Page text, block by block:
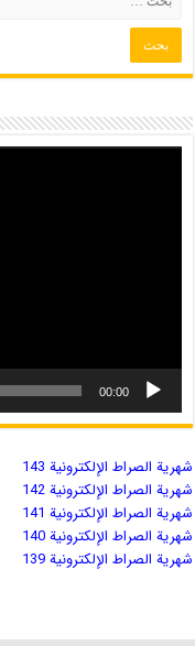
00:00
شهریة الصراط الإلكترونية 143
شهریة الصراط الإلكترونية 142
شهریة الصراط الإلكترونية 141
شهریة الصراط الإلكترونية 140
شهریة الصراط الإلكترونية 139